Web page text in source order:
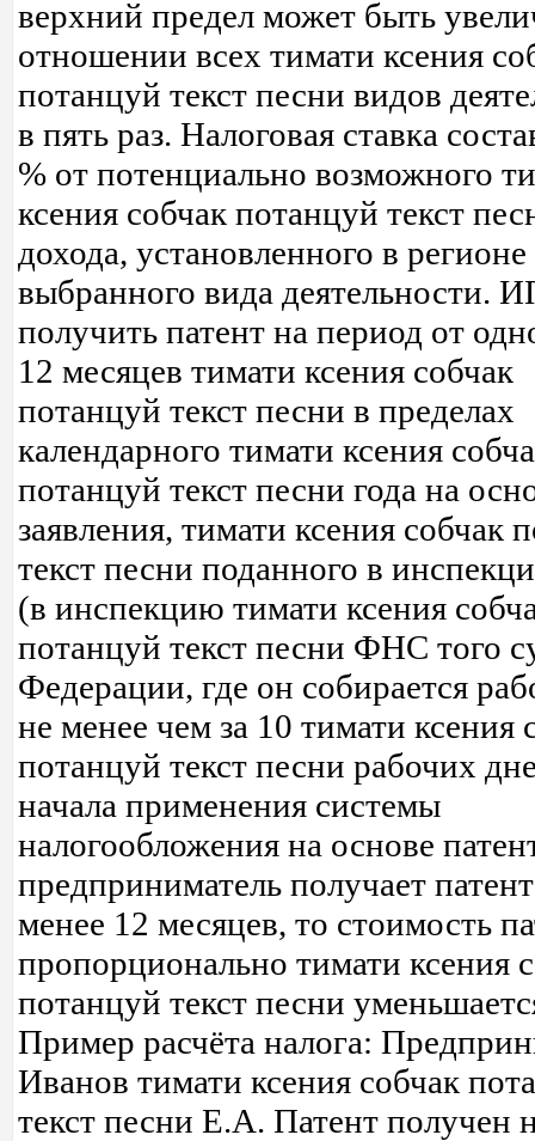
верхний предел может быть
отношении всех тимати ксения
потанцуй текст песни видов
в пять раз. Налоговая ставка
% от потенциально возможного
ксения собчак потанцуй текст
дохода, установленного в регионе
выбранного вида деятельности.
получить патент на период от
12 месяцев тимати ксения собчак
потанцуй текст песни в пределах
календарного тимати ксения
потанцуй текст песни года на
заявления, тимати ксения собчак
текст песни поданного в
(в инспекцию тимати ксения
потанцуй текст песни ФНС того
Федерации, где он собирается
не менее чем за 10 тимати ксения
потанцуй текст песни рабочих
начала применения системы
налогообложения на основе
предприниматель получает
менее 12 месяцев, то стоимость
пропорционально тимати ксения
потанцуй текст песни
Пример расчёта налога:
Иванов тимати ксения собчак
текст песни Е.А. Патент получен